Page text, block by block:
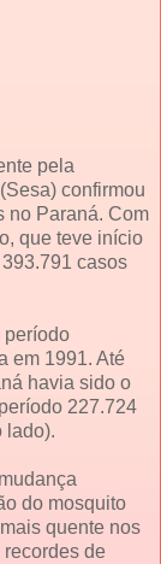
pela
confirmou
no Paraná. Com
que teve início
casos
período
em 1991. Até
havia sido o
227.724
lado).
do mosquito
quente nos
de